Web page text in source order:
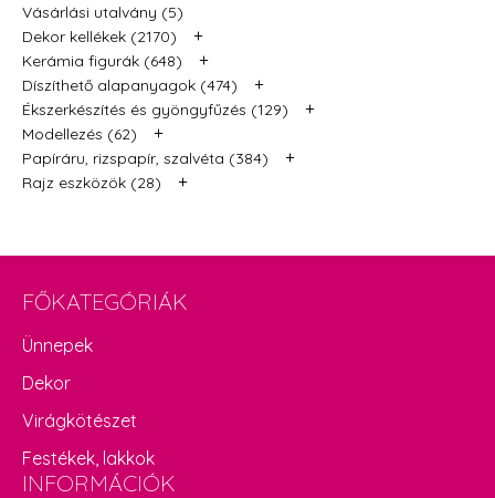
Vásárlási utalvány (5)
Dekor kellékek (2170)
+
Kerámia figurák (648) +
Díszíthető alapanyagok (474) +
Ékszerkészítés és gyöngyfűzés (129) +
Modellezés (62) +
Papíráru, rizspapír, szalvéta (384) +
Rajz eszközök (28) +
FŐKATEGÓRIÁK
Ünnepek
Dekor
Virágkötészet
Festékek, lakkok
INFORMÁCIÓK